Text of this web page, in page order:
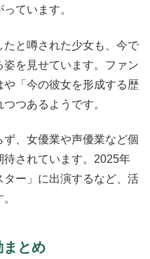
ています。
と噂された少女も、今で
を見せています。ファン
「今の彼女を形成する歴
つあるようです。
、女優業や声優業など個
待されています。2025年
ー」に出演するなど、活
まとめ